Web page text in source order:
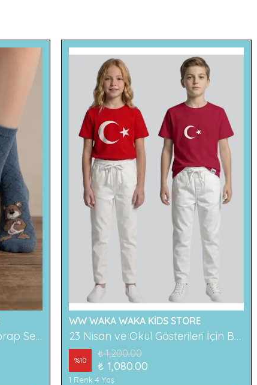
2'li Ayıcık Desenli Çocuk Çorap Seti Renkli ve Eğlenceli Desenler Rahat ve Yumuşak Kumaş
WW WAKA WAKA KİDS STORE
23 Nisan ve Okul Gösterileri İçin Beyaz Çocuk Pantolonu
%10
₺ 1,200.00
₺ 1,080.00
1 Renk 4 Yaş